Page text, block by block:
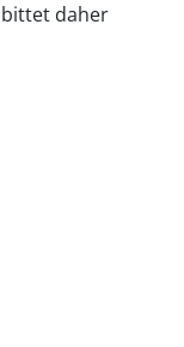
bittet daher